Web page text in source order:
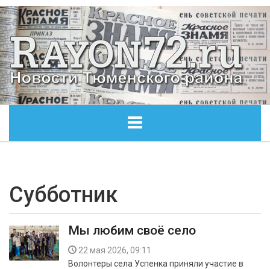
ОБЩЕСТВО
ЭКОНОМИКА
КУЛЬТУРА
Субботник
Мы любим своё село
22 мая 2026, 09:11
Волонтеры села Успенка приняли участие в